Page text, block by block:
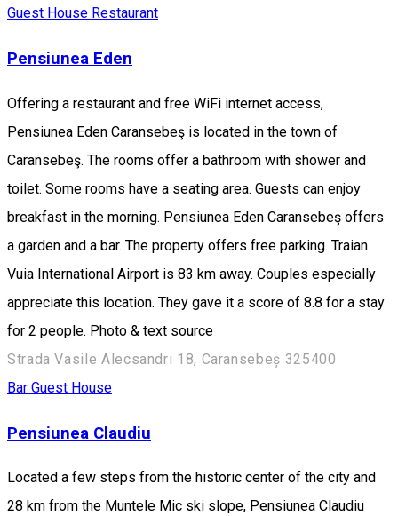
Guest House Restaurant
Pensiunea Eden
Offering a restaurant and free WiFi internet access,
Pensiunea Eden Caransebeş is located in the town of
Caransebeş. The rooms offer a bathroom with shower and
toilet. Some rooms have a seating area. Guests can enjoy
breakfast in the morning. Pensiunea Eden Caransebeş offers
a garden and a bar. The property offers free parking. Traian
Vuia International Airport is 83 km away. Couples especially
appreciate this location. They gave it a score of 8.8 for a stay
for 2 people. Photo & text source
Strada Vasile Alecsandri 18, Caransebeș 325400
Bar Guest House
Pensiunea Claudiu
Located a few steps from the historic center of the city and
28 km from the Muntele Mic ski slope, Pensiunea Claudiu